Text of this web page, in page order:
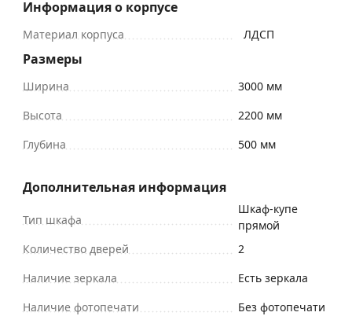
Информация о корпусе
Материал корпуса ЛДСП
Размеры
Ширина
3000 мм
Высота
2200 мм
Глубина
500 мм
Дополнительная информация
Тип шкафа
Шкаф-купе
прямой
Количество дверей
2
Наличие зеркала
Есть зеркала
Наличие фотопечати
Без фотопечати